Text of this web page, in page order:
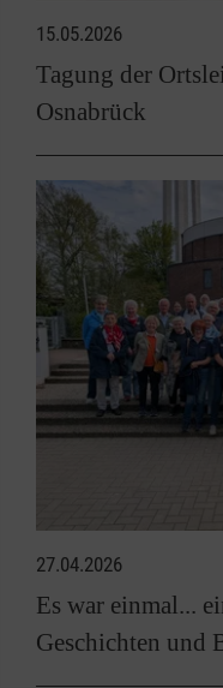
15.05.2026
Tagung der
Osnabrück
27.04.2026
Es war einmal...
Geschichten und